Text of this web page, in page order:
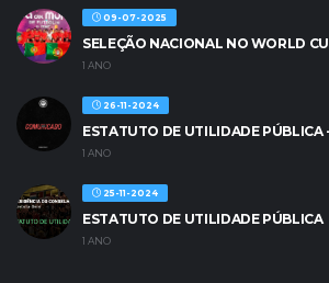
09-07-2025
SELEÇÃO NACIONAL NO WORLD
1 ANO
26-11-2024
ESTATUTO DE UTILIDADE PÚBLICA
1 ANO
25-11-2024
ESTATUTO DE UTILIDADE PÚBLICA
1 ANO